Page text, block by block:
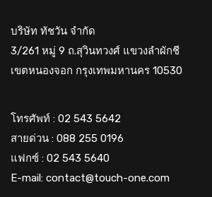
บริษัท ทัชวัน จำกัด
3/261 หมู่ 9 ถ.สุวินทวงศ์ แขวงลำผักชี
เขตหนองจอก กรุงเทพมหานคร 10530
โทรศัพท์ : 02 543 5642
สายด่วน : 088 255 0196
แฟกซ์ : 02 543 5640
E-mail: contact@touch-one.com